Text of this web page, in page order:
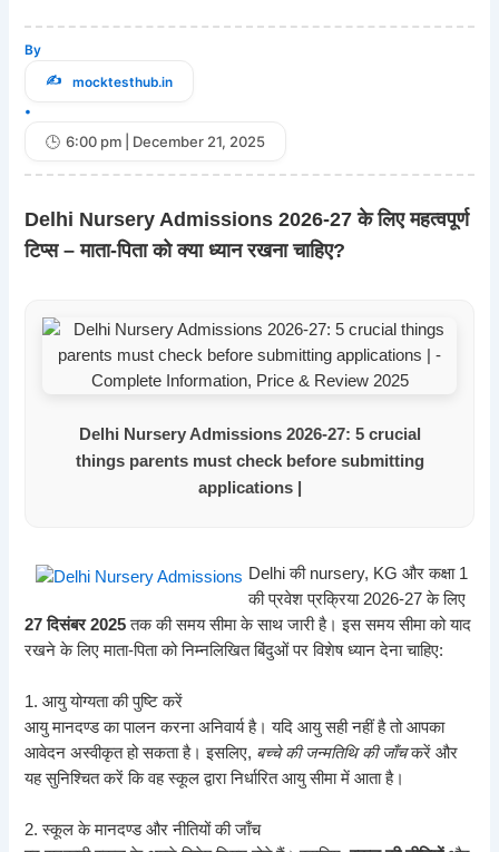
By
mocktesthub.in
•
6:00 pm | December 21, 2025
Delhi Nursery Admissions 2026-27 के लिए महत्वपूर्ण
टिप्स – माता‑पिता को क्या ध्यान रखना चाहिए?
Delhi Nursery Admissions 2026-27: 5 crucial
things parents must check before submitting
applications |
Delhi की nursery, KG और कक्षा 1
की प्रवेश प्रक्रिया 2026‑27 के लिए
27 दिसंबर 2025तक की समय सीमा के साथ जारी है। इस समय सीमा को याद
रखने के लिए माता‑पिता को निम्नलिखित बिंदुओं पर विशेष ध्यान देना चाहिए:
1. आयु योग्यता की पुष्टि करें
आयु मानदण्ड का पालन करना अनिवार्य है। यदि आयु सही नहीं है तो आपका
आवेदन अस्वीकृत हो सकता है। इसलिए, बच्चे की जन्मतिथि की जाँचकरें और
यह सुनिश्चित करें कि वह स्कूल द्वारा निर्धारित आयु सीमा में आता है।
2. स्कूल के मानदण्ड और नीतियों की जाँच